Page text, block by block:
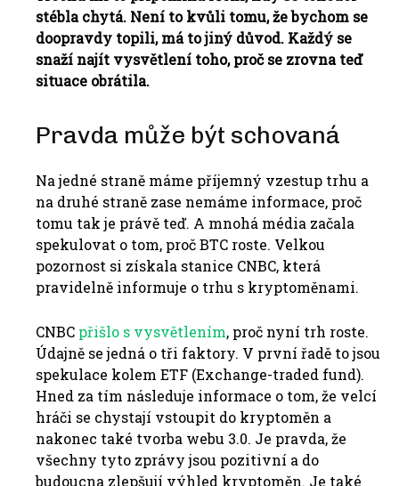
stébla chytá. Není to kvůli tomu, že bychom se
doopravdy topili, má to jiný důvod. Každý se
snaží najít vysvětlení toho, proč se zrovna teď
situace obrátila.
Pravda může být schovaná
Na jedné straně máme příjemný vzestup trhu a
na druhé straně zase nemáme informace, proč
tomu tak je právě teď. A mnohá média začala
spekulovat o tom, proč BTC roste. Velkou
pozornost si získala stanice CNBC, která
pravidelně informuje o trhu s kryptoměnami.
CNBC přišlo s vysvětlením, proč nyní trh roste.
Údajně se jedná o tři faktory. V první řadě to jsou
spekulace kolem ETF (Exchange-traded fund).
Hned za tím následuje informace o tom, že velcí
hráči se chystají vstoupit do kryptoměn a
nakonec také tvorba webu 3.0. Je pravda, že
všechny tyto zprávy jsou pozitivní a do
budoucna zlepšují výhled kryptoměn. Je také